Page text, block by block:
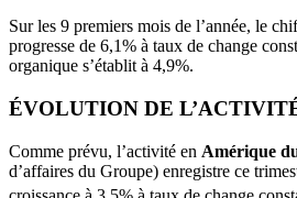
Sur les 9 premiers mois de l’année, le
progresse de 6,1% à taux de change
organique s’établit à 4,9%.
ÉVOLUTION DE
Comme prévu, l’activité en Amérique
d’affaires du Groupe) enregistre ce